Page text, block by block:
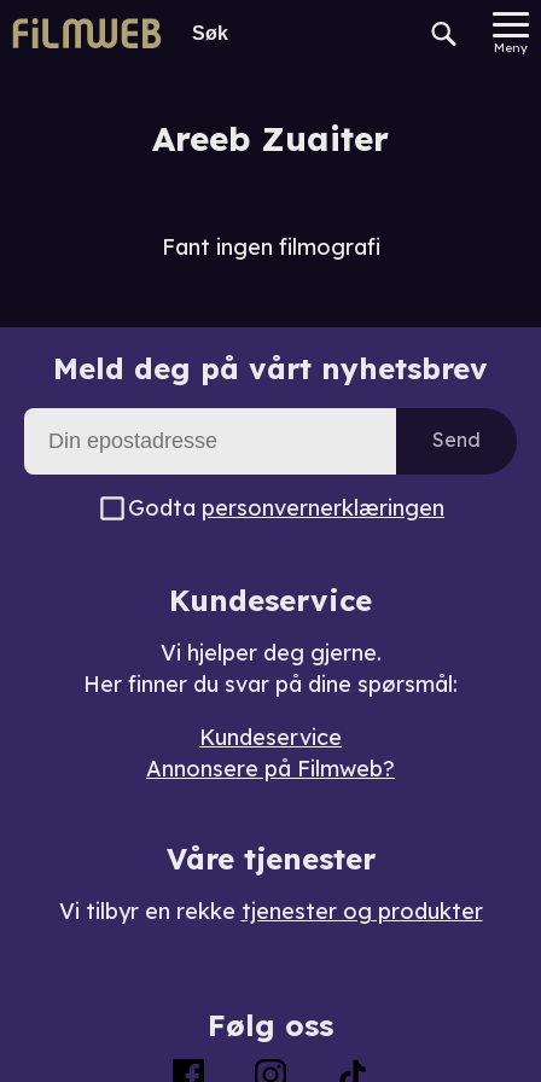
Meny
Areeb Zuaiter
Fant ingen filmografi
Meld deg på vårt nyhetsbrev
Send
Godta personvernerklæringen
Kundeservice
Vi hjelper deg gjerne.
Her finner du svar på dine spørsmål:
Kundeservice
Annonsere på Filmweb?
Våre tjenester
Vi tilbyr en rekke tjenester og produkter
Følg oss